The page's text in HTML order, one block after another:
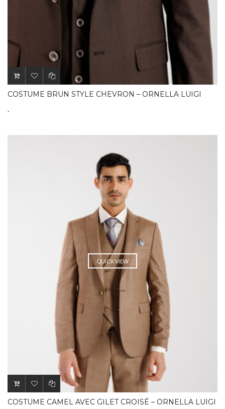
COSTUME BRUN STYLE CHEVRON – ORNELLA LUIGI
.
QUICK VIEW
COSTUME CAMEL AVEC GILET CROISÉ – ORNELLA LUIGI